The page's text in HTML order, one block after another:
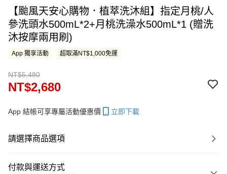
【颱風天安心購物．植萃洗沐組】指定月桃/人
參洗頭水500mL*2+月桃洗澡水500mL*1 (贈洗
沐按摩兩用刷)
App 獨享活動 超取滿NT$1,000免運
NT$5,480
NT$2,680
App 結帳可享專屬活動優惠價 立即下載
請選擇商品選項
付款與運送方式